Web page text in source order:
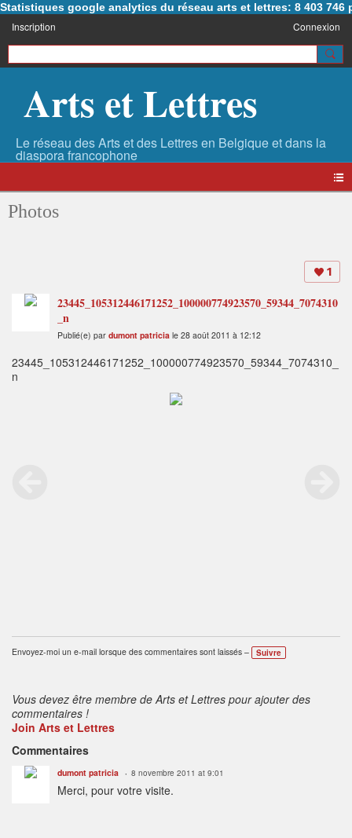
Statistiques google analytics du réseau arts et lettres: 8 403 746
Inscription Connexion
Arts et Lettres
Photos
1
23445_105312446171252_100000774923570_59344_7074310
_n
Publié(e) par dumont patricia le 28 août 2011 à 12:12
23445_105312446171252_100000774923570_59344_7074310_
n
Envoyez-moi un e-mail lorsque des commentaires sont laissés – Suivre
Vous devez être membre de Arts et Lettres pour ajouter des
commentaires !
Join Arts et Lettres
Commentaires
dumont patricia 8 novembre 2011 at 9:01
Merci, pour votre visite.